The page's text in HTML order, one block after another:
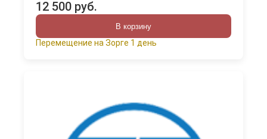
12 500 руб.
В корзину
Перемещение на Зорге 1 день